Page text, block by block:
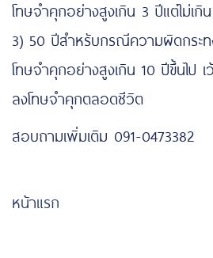
โทษจำคุกอย่างสูงเกิน 3 ปีแต่ไม่เกิ
3) 50 ปีสำหรับกรณีความผิดกระ
โทษจำคุกอย่างสูงเกิน 10 ปีขึ้นไป
ลงโทษจำคุกตลอดชีวิต
สอบถามเพิ่มเติม 091-0473382
หน้าแรก